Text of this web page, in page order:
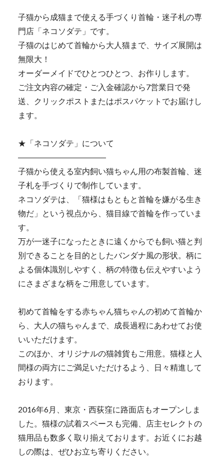
子猫から成猫まで使える手づくり首輪・迷子札の専
門店「ネコソダテ」です。
子猫のはじめて首輪から大人猫まで、サイズ展開は
無限大！
オーダーメイドでひとつひとつ、お作りします。
ご注文内容の確定・ご入金確認から7営業日で発
送、クリックポストまたはポスパケットでお届けし
ます。
★「ネコソダテ」について
―――――――――――
子猫から使える室内飼い猫ちゃん用の布製首輪、迷
子札を手づくりで制作しています。
ネコソダテは、「猫様はもともと首輪を嫌がる生き
物だ」という視点から、猫目線で首輪を作っていま
す。
万が一迷子になったときに遠くからでも飼い猫と判
別できることを目的としたバンダナ風の形状。柄に
よる個体識別しやすく、柄の特徴も伝えやすいよう
にさまざまな柄をご用意しています。
初めて首輪をする赤ちゃん猫ちゃんの初めて首輪か
ら、大人の猫ちゃんまで、成長過程にあわせてお使
いいただけます。
このほか、オリジナルの猫雑貨もご用意。猫様と人
間様の両方にご満足いただけるよう、日々精進して
おります。
2016年6月、東京・西荻窪に路面店もオープンしま
した。猫様の試着スペースも完備、店主セレクトの
猫用品も数多く取り揃えております。お近くにお越
しの際は、ぜひお立ち寄りください。